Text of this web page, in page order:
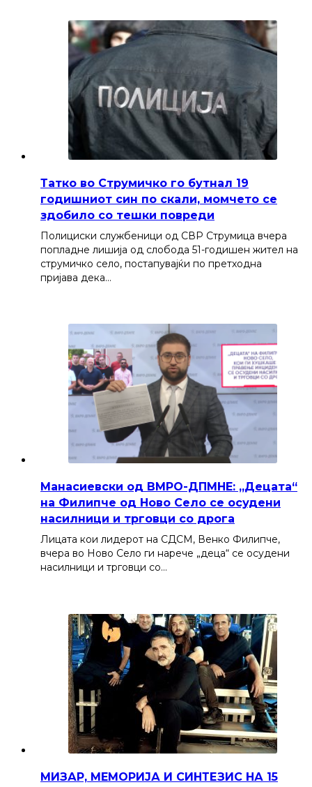
Татко во Струмичко го бутнал 19
годишниот син по скали, момчето се
здобило со тешки повреди
Полициски службеници од СВР Струмица вчера
попладне лишија од слобода 51-годишен жител на
струмичко село, постапувајќи по претходна
пријава дека…
Манасиевски од ВМРО-ДПМНЕ: „Децата“
на Филипче од Ново Село се осудени
насилници и трговци со дрога
Лицата кои лидерот на СДСМ, Венко Филипче,
вчера во Ново Село ги нарече „деца“ се осудени
насилници и трговци со…
МИЗАР, МЕМОРИЈА И СИНТЕЗИС НА 15